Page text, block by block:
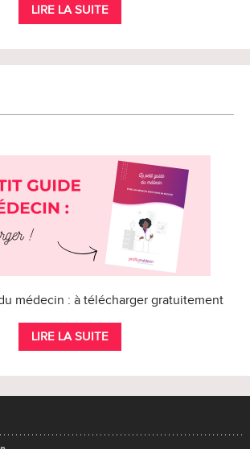
LIRE LA SUITE
médecin : à télécharger gratuitement
LIRE LA SUITE